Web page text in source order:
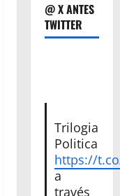
@ X ANTES
TWITTER
Trilogia
Politica
https://
a
través